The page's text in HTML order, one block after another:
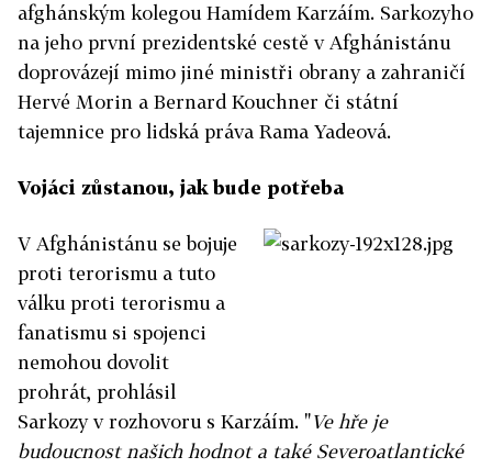
afghánským kolegou Hamídem Karzáím. Sarkozyho
na jeho první prezidentské cestě v Afghánistánu
doprovázejí mimo jiné ministři obrany a zahraničí
Hervé Morin a Bernard Kouchner či státní
tajemnice pro lidská práva Rama Yadeová.
Vojáci zůstanou, jak bude potřeba
V Afghánistánu se bojuje
proti terorismu a tuto
válku proti terorismu a
fanatismu si spojenci
nemohou dovolit
prohrát, prohlásil
Sarkozy v rozhovoru s Karzáím. "Ve hře je
budoucnost našich hodnot a také Severoatlantické